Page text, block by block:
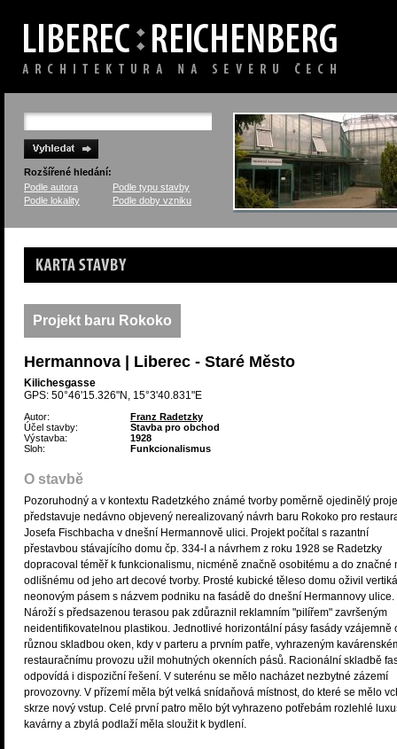
Rozšířené hledání:
Podle autora
Podle typu stavby
Podle lokality
Podle doby vzniku
Karta stavby
Projekt baru Rokoko
Hermannova | Liberec - Staré Město
Kilichesgasse
GPS: 50°46'15.326"N, 15°3'40.831"E
Autor:
Franz Radetzky
Účel stavby:
Stavba pro obchod
Výstavba:
1928
Sloh:
Funkcionalismus
O stavbě
Pozoruhodný a v kontextu Radetzkého známé tvorby poměrně ojedinělý
představuje nedávno objevený nerealizovaný návrh baru Rokoko pro
Josefa Fischbacha v dnešní Hermannově ulici. Projekt počítal s razantní
přestavbou stávajícího domu čp. 334-I a návrhem z roku 1928 se Radetzky
dopracoval téměř k funkcionalismu, nicméně značně osobitému a do značné
odlišnému od jeho art decové tvorby. Prosté kubické těleso domu oživil
neonovým pásem s názvem podniku na fasádě do dnešní Hermannovy ulice.
Nároží s předsazenou terasou pak zdůraznil reklamním "pilířem" završeným
neidentifikovatelnou plastikou. Jednotlivé horizontální pásy fasády vzájemně
různou skladbou oken, kdy v parteru a prvním patře, vyhrazeným
restauračnímu provozu užil mohutných okenních pásů. Racionální skladbě
odpovídá i dispoziční řešení. V suterénu se mělo nacházet nezbytné zázemí
provozovny. V přízemí měla být velká snídaňová místnost, do které se mělo
skrze nový vstup. Celé první patro mělo být vyhrazeno potřebám rozlehlé
kavárny a zbylá podlaží měla sloužit k bydlení.